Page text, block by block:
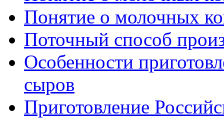
Понятие о молочных
Поточный способ
Особенности
сыров
Приготовление